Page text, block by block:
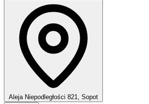
Aleja Niepodległości 821, Sopot